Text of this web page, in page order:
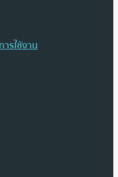
รใช้งาน